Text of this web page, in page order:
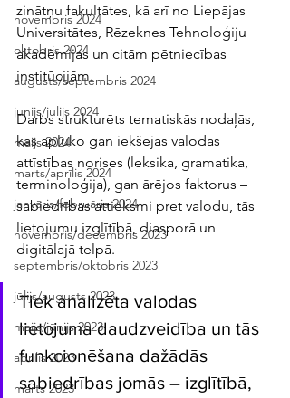
novembris 2024
oktobris 2024
augusts/septembris 2024
jūnijs/jūlijs 2024
maijs 2024
marts/aprīlis 2024
janvāris/februāris 2024
novembris/decembris 2023
septembris/oktobris 2023
jūlijs/augusts 2023
maijs/jūnijs 2023
aprīlis 2023
marts 2023
zinātņu fakultātes, kā arī no Liepājas
Universitātes, Rēzeknes Tehnoloģiju
akadēmijas un citām pētniecības
institūcijām.
Darbs strukturēts tematiskās nodaļās,
kas aplūko gan iekšējās valodas
attīstības norises (leksika, gramatika,
terminoloģija), gan ārējos faktorus –
sabiedrības attieksmi pret valodu, tās
lietojumu izglītībā, diasporā un
digitālajā telpā.
Tiek analizēta valodas
lietojuma daudzveidība un tās
funkcionēšana dažādās
sabiedrības jomās – izglītībā,